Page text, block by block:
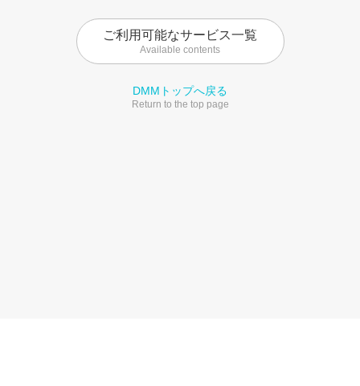
ご利用可能なサービス一覧
Available contents
DMMトップへ戻る
Return to the top page